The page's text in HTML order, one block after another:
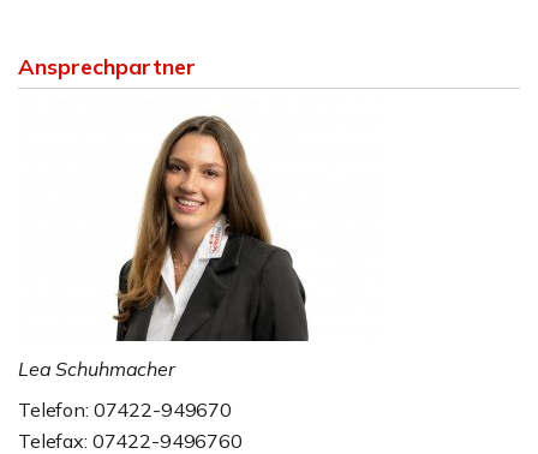
Ansprechpartner
Lea Schuhmacher
Telefon: 07422-949670
Telefax: 07422-9496760